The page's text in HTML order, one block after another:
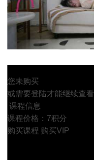
您未购买
或需要登陆才能继续查看
课程信息
课程价格：7积分
购买课程 购买VIP